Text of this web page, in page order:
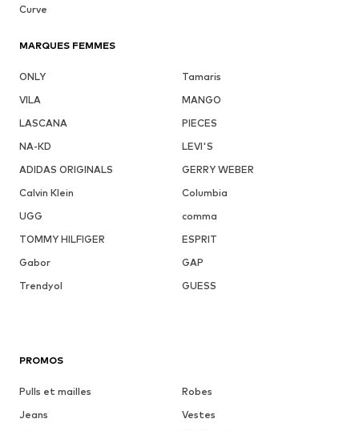
Curve
MARQUES FEMMES
ONLY
Tamaris
VILA
MANGO
LASCANA
PIECES
NA-KD
LEVI'S
ADIDAS ORIGINALS
GERRY WEBER
Calvin Klein
Columbia
UGG
comma
TOMMY HILFIGER
ESPRIT
Gabor
GAP
Trendyol
GUESS
PROMOS
Pulls et mailles
Robes
Jeans
Vestes